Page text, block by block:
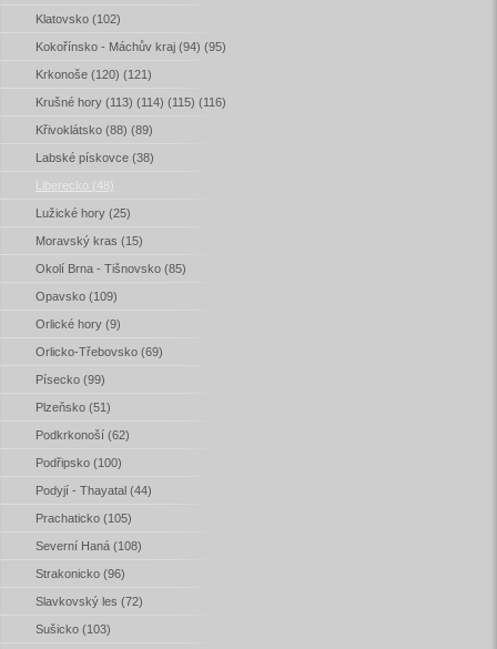
Klatovsko (102)
Kokořínsko - Máchův kraj (94) (95)
Krkonoše (120) (121)
Krušné hory (113) (114) (115) (116)
Křivoklátsko (88) (89)
Labské pískovce (38)
Liberecko (48)
Lužické hory (25)
Moravský kras (15)
Okolí Brna - Tišnovsko (85)
Opavsko (109)
Orlické hory (9)
Orlicko-Třebovsko (69)
Písecko (99)
Plzeňsko (51)
Podkrkonoší (62)
Podřipsko (100)
Podyjí - Thayatal (44)
Prachaticko (105)
Severní Haná (108)
Strakonicko (96)
Slavkovský les (72)
Sušicko (103)